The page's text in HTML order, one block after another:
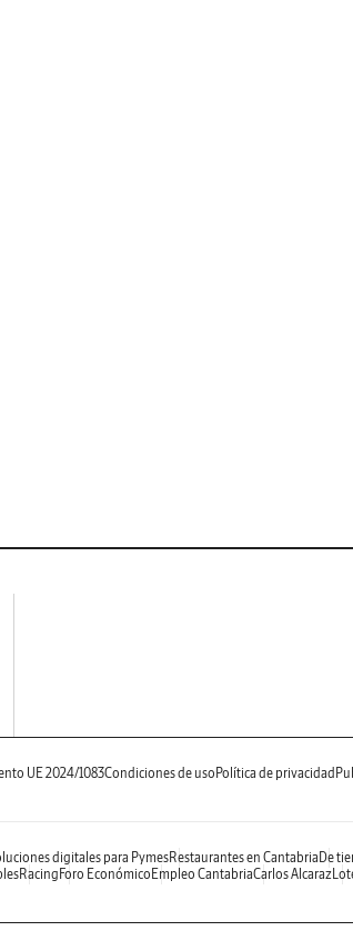
UE 2024/1083Condiciones de uso Política de privacidad
digitales para PymesRestaurantes en Cantabria De
Racing Foro Económico Empleo CantabriaCarlos Alcaraz